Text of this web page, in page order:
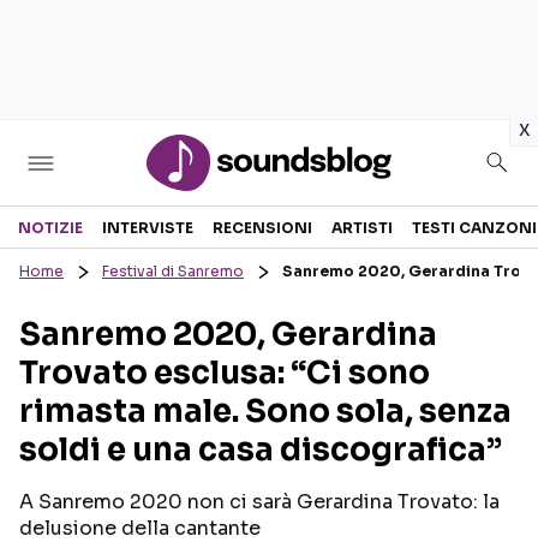
x
Sezioni
RECENSIONI MUSICALI
INTERVISTE
GOSSIP E CURIOSITÀ
TESTI CANZONI
TOUR ED EVENTI
TALENT SHOW
NOTIZIE INTERVISTE RECENSIONI ARTISTI TESTI CANZONI
Home Festival di Sanremo Sanremo 2020, Gerardina
Sanremo 2020, Gerardina
Trovato esclusa: “Ci sono
rimasta male. Sono sola, senza
soldi e una casa discografica”
A Sanremo 2020 non ci sarà Gerardina Trovato: la
delusione della cantante